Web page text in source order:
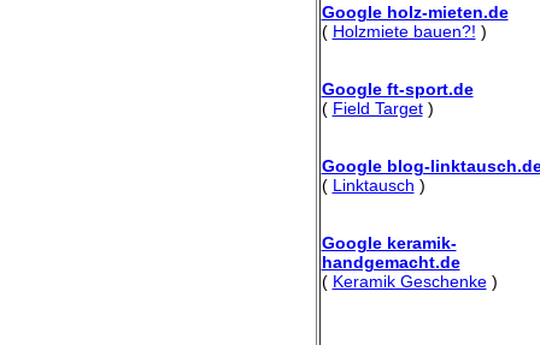
Google holz-mieten.de
( Holzmiete bauen?! )
Google ft-sport.de
( Field Target)
Google blog-
( Linktausch )
Google keramik-
handgemacht.de
( Keramik Geschenke)